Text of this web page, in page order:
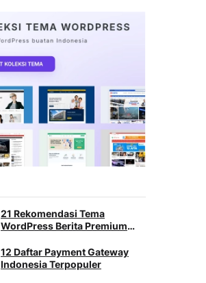
21 Rekomendasi Tema
WordPress Berita Premium
12 Daftar Payment Gateway
Indonesia Terpopuler